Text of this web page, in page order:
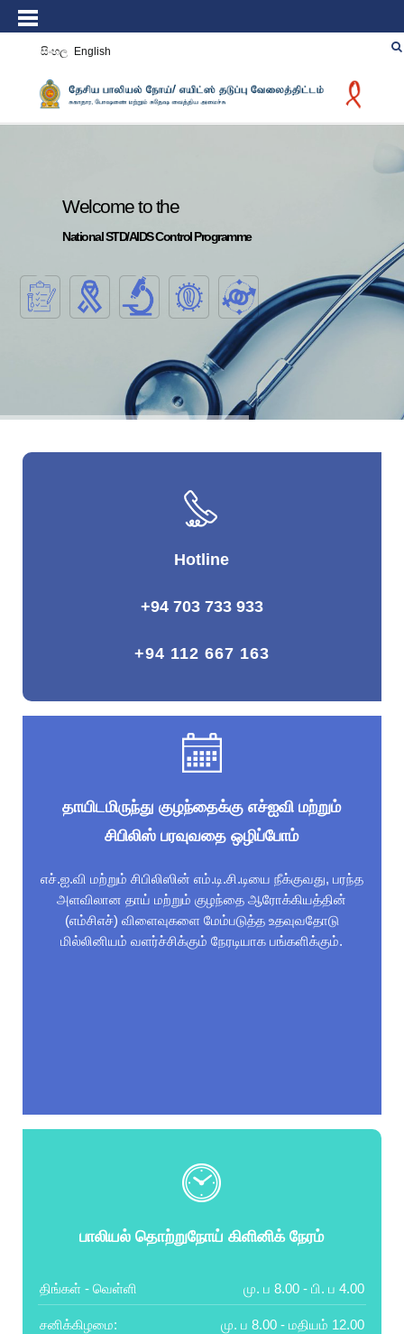
සිංහල English
Welcome to the
National STD/AIDS Control Programme
Hotline
+94 703 733 933
+94 112 667 163
தாயிடமிருந்து குழந்தைக்கு எச்ஐவி மற்றும்
சிபிலிஸ் பரவுவதை ஒழிப்போம்
எச்.ஐ.வி மற்றும் சிபிலிஸின் எம்.டி.சி.டியை நீக்குவது, பரந்த
அளவிலான தாய் மற்றும் குழந்தை ஆரோக்கியத்தின்
(எம்சிஎச்) விளைவுகளை மேம்படுத்த உதவுவதோடு
மில்லினியம் வளர்ச்சிக்கும் நேரடியாக பங்களிக்கும்.
பாலியல் தொற்றுநோய் கிளினிக் நேரம்
திங்கள் - வெள்ளி மு. ப 8.00 - பி. ப 4.00
சனிக்கிழமை: மு. ப 8.00 - மதியம் 12.00